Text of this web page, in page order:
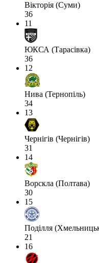
Вікторія (Суми)
36
11
ЮКСА (Тарасівка)
36
12
Нива (Тернопіль)
34
13
Чернігів (Чернігів)
31
14
Ворскла (Полтава)
30
15
Поділля
21
16